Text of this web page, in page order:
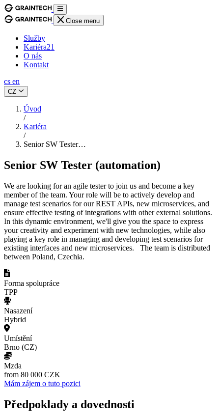
Close menu
Služby
Kariéra21
O nás
Kontakt
cs en
CZ
Úvod
/
Kariéra
/
Senior SW Tester…
Senior SW Tester (automation)
We are looking for an agile tester to join us and become a key
member of the team. Your role will be to actively develop and
manage test scenarios for our REST APIs, new microservices, and
ensure effective testing of integrations with other external solutions.
In this dynamic environment, we'll give you the space to express
your creativity and experiment with new technologies, while also
playing a key role in managing and developing test scenarios for
existing interfaces and new microservices. The team is distributed
between Poland, Czechia.
Forma spolupráce
TPP
Nasazení
Hybrid
Umístění
Brno (CZ)
Mzda
from 80 000 CZK
Mám zájem o tuto pozici
Předpoklady a dovednosti